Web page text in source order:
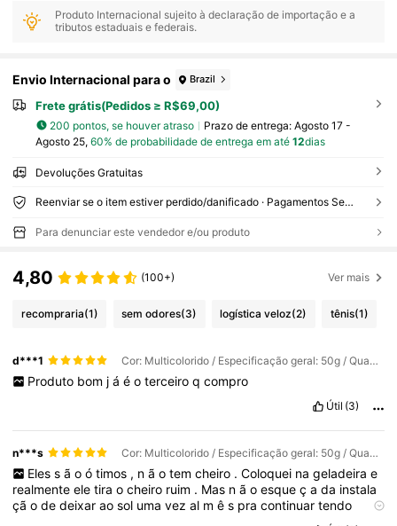
Produto Internacional sujeito à declaração de importação e a
tributos estaduais e federais.
Envio Internacional para o Brazil
Frete grátis(Pedidos ≥ R$69,00)
200 pontos, se houver atraso Prazo de entrega: Agosto 17 -
Agosto 25, 60% de probabilidade de entrega em até 12dias
Devoluções Gratuitas
Reenviar se o item estiver perdido/danificado · Pagamentos Seguros · Proteção de privacidade
Para denunciar este vendedor e/ou produto
4,80 (100+) Ver mais
recompraria(1) sem odores(3) logística veloz(2) tênis(1)
d***1 Cor: Multicolorido / Especificação geral: 50g / Quantidade: 3pcs
Produto bom j á é o terceiro q compro
Útil (3)
n***s Cor: Multicolorido / Especificação geral: 50g / Quantidade: 5Pcs
Eles s ã o ó timos , n ã o tem cheiro . Coloquei na geladeira e
realmenteeletiraocheiro ruim . Mas nãoesqueçada instala
çãodedeixaraosol umavezal mês pracontinuartendo